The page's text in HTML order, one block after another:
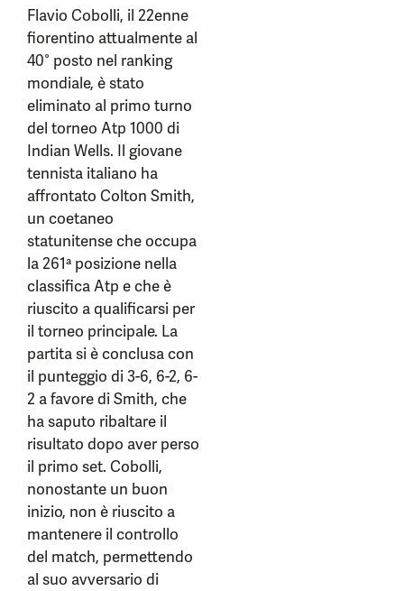
Flavio Cobolli, il 22enne
fiorentino attualmente al
40° posto nel ranking
mondiale, è stato
eliminato al primo turno
del torneo Atp 1000 di
Indian Wells. Il giovane
tennista italiano ha
affrontato Colton Smith,
un coetaneo
statunitense che occupa
la 261ª posizione nella
classifica Atp e che è
riuscito a qualificarsi per
il torneo principale. La
partita si è conclusa con
il punteggio di 3-6, 6-2, 6-
2 a favore di Smith, che
ha saputo ribaltare il
risultato dopo aver perso
il primo set. Cobolli,
nonostante un buon
inizio, non è riuscito a
mantenere il controllo
del match, permettendo
al suo avversario di